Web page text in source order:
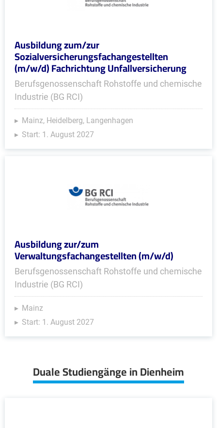
Ausbildung zum/zur
Sozialversicherungsfachangestellten
(m/w/d) Fachrichtung Unfallversicherung
Berufsgenossenschaft Rohstoffe und chemische
Industrie (BG RCI)
Mainz, Heidelberg, Langenhagen
Start: 1. August 2027
Ausbildung zur/zum
Verwaltungsfachangestellten (m/w/d)
Berufsgenossenschaft Rohstoffe und chemische
Industrie (BG RCI)
Mainz
Start: 1. August 2027
Duale Studiengänge in Dienheim